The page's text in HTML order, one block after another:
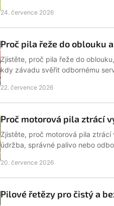
24. července 2026
Proč pila řeže do oblouku
Zjistěte, proč pila řeže do
kdy závadu svěřit odbornému
22. července 2026
Proč motorová pila ztrácí
Zjistěte, proč motorová pila
údržba, správné palivo nebo
20. července 2026
Pilové řetězy pro čistý a